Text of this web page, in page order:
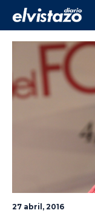
27 abril, 2016